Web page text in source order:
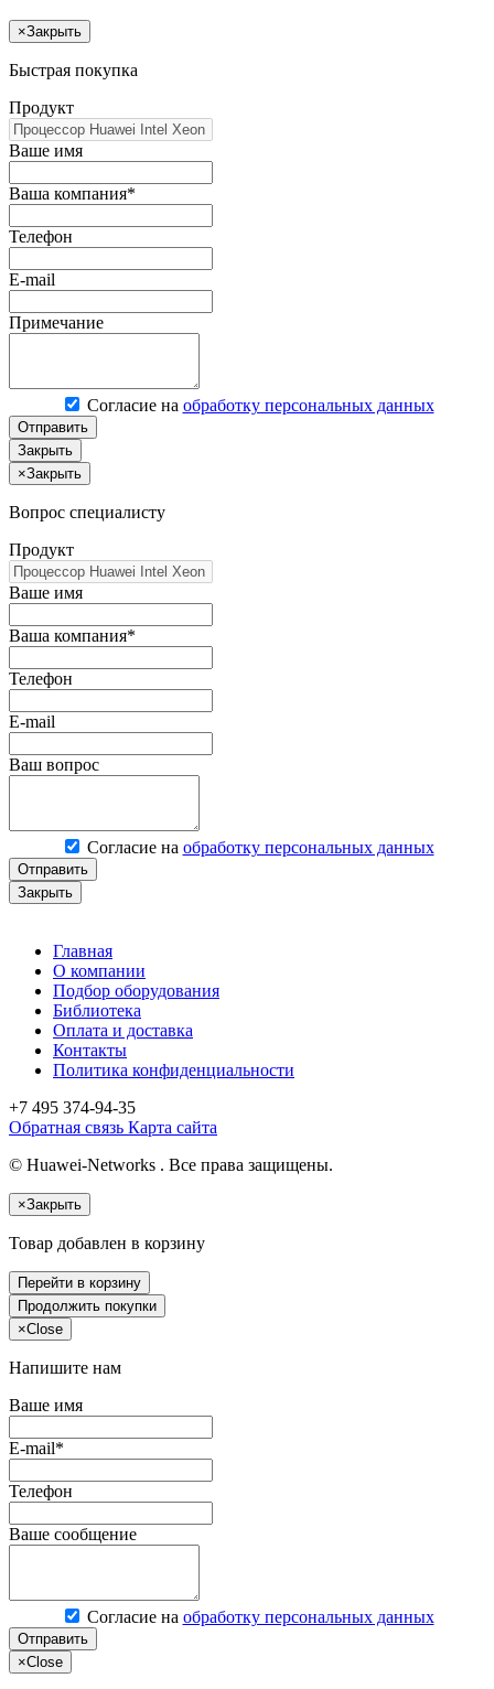
×Закрыть
Быстрая покупка
Продукт
Ваше имя
Ваша компания*
Телефон
E-mail
Примечание
Согласие на обработку персональных данных
Отправить
Закрыть
×Закрыть
Вопрос специалисту
Продукт
Ваше имя
Ваша компания*
Телефон
E-mail
Ваш вопрос
Согласие на обработку персональных данных
Отправить
Закрыть
Главная
О компании
Подбор оборудования
Библиотека
Оплата и доставка
Контакты
Политика конфиденциальности
+7 495 374-94-35
Обратная связь Карта сайта
© Huawei-Networks . Все права защищены.
×Закрыть
Товар добавлен в корзину
Перейти в корзину
Продолжить покупки
×Close
Напишите нам
Ваше имя
E-mail*
Телефон
Ваше сообщение
Согласие на обработку персональных данных
Отправить
×Close